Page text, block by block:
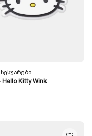
Hello Kitty Wink